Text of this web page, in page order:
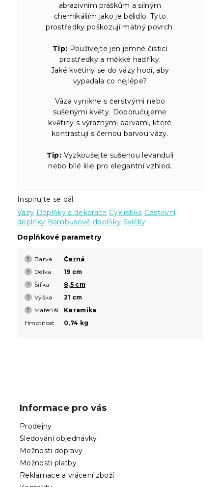
abrazivním práškům a silným
chemikáliím jako je bělidlo. Tyto
prostředky poškozují matný povrch.
Tip: Používejte jen jemné čisticí
prostředky a měkké hadříky.
Jaké květiny se do vázy hodí, aby
vypadala co nejlépe?
Váza vynikne s čerstvými nebo
sušenými květy. Doporučujeme
květiny s výraznými barvami, které
kontrastují s černou barvou vázy.
Tip: Vyzkoušejte sušenou levanduli
nebo bílé lilie pro elegantní vzhled.
Inspirujte se dál
Vázy Doplňky a dekorace Cyklistika Cestovní
doplňky Bambusové doplňky Svíčky
Doplňkové parametry
? Barva Černá
? Délka 19 cm
? Šířka 8,5 cm
? Výška 21 cm
? Materiál
Keramika
Hmotnost
0,74 kg
Informace pro vás
Prodejny
Sledování objednávky
Možnosti dopravy
Možnosti platby
Reklamace a vrácení zboží